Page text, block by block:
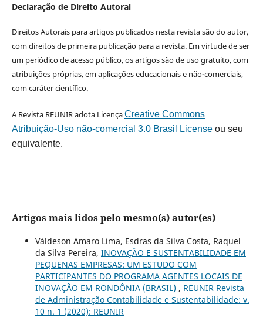
Declaração de Direito Autoral
Direitos Autorais para artigos publicados nesta revista são do autor,
com direitos de primeira publicação para a revista. Em virtude de ser
um periódico de acesso público, os artigos são de uso gratuito, com
atribuições próprias, em aplicações educacionais e não-comerciais,
com caráter científico.
A Revista REUNIR adota LicençaCreative Commons
Atribuição-Uso não-comercial 3.0 Brasil Licenseou seu
equivalente.
Artigos mais lidos pelo mesmo(s) autor(es)
Váldeson Amaro Lima, Esdras da Silva Costa, Raquel
da Silva Pereira, INOVAÇÃO E SUSTENTABILIDADE EM
PEQUENAS EMPRESAS: UM ESTUDO COM
PARTICIPANTES DO PROGRAMA AGENTES LOCAIS DE
INOVAÇÃO EM RONDÔNIA (BRASIL) , REUNIR Revista
de Administração Contabilidade e Sustentabilidade: v.
10 n. 1 (2020): REUNIR